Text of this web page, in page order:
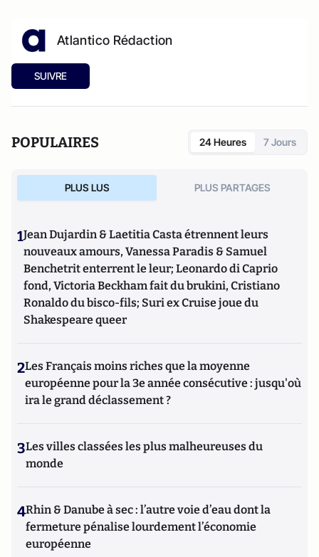
Atlantico Rédaction
SUIVRE
POPULAIRES 24 Heures 7 Jours
PLUS LUS PLUS PARTAGES
1Jean Dujardin & Laetitia Casta étrennent leurs
nouveaux amours, Vanessa Paradis & Samuel
Benchetrit enterrent le leur; Leonardo di Caprio
fond, Victoria Beckham fait du brukini, Cristiano
Ronaldo du bisco-fils; Suri ex Cruise joue du
Shakespeare queer
2Les Français moins riches que la moyenne
européenne pour la 3e année consécutive : jusqu'où
ira le grand déclassement ?
3Les villes classées les plus malheureuses du
monde
4Rhin & Danube à sec : l’autre voie d’eau dont la
fermeture pénalise lourdement l’économie
européenne